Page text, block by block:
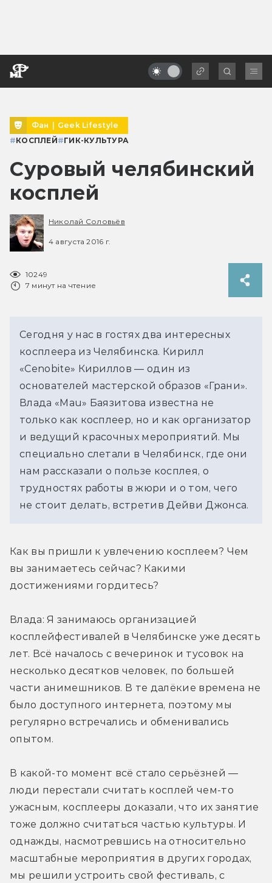
Фан | Geek Lifestyle
#КОСПЛЕЙ#ГИК-КУЛЬТУРА
Суровый челябинский
косплей
Николай Соловьёв
4 августа 2016 г.
10249
7 минут на чтение
Сегодня у нас в гостях два интересных
косплеера из Челябинска. Кирилл
«Cenobite» Кириллов — один из
основателей мастерской образов «Грани».
Влада «Mau» Баязитова известна не
только как косплеер, но и как организатор
и ведущий красочных мероприятий. Мы
специально слетали в Челябинск, где они
нам рассказали о пользе косплея, о
трудностях работы в жюри и о том, чего
не стоит делать, встретив Дейви Джонса.
Как вы пришли к увлечению косплеем? Чем
вы занимаетесь сейчас? Какими
достижениями гордитесь?
Влада: Я занимаюсь организацией
косплейфестивалей в Челябинске уже десять
лет. Всё началось с вечеринок и тусовок на
несколько десятков человек, по большей
части анимешников. В те далёкие времена не
было доступного интернета, поэтому мы
регулярно встречались и обменивались
опытом.
В какой-то момент всё стало серьёзней —
люди перестали считать косплей чем-то
ужасным, косплееры доказали, что их занятие
тоже должно считаться частью культуры. И
однажды, насмотревшись на относительно
масштабные мероприятия в других городах,
мы решили устроить свой фестиваль, с